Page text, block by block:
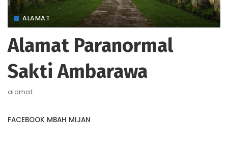
ALAMAT
Alamat Paranormal
Sakti Ambarawa
alamat
FACEBOOK MBAH MIJAN